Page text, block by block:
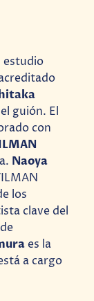
estudio
guión. El
con
Naoya
los
clave del
es la
a cargo